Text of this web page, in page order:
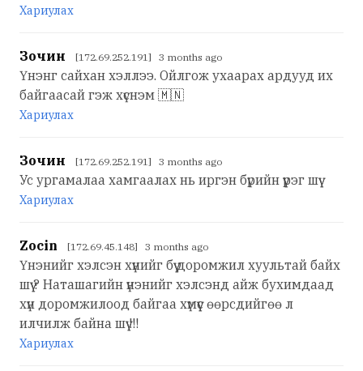
Хариулах
Зочин [172.69.252.191] 3 months ago
Үнэнг сайхан хэллээ. Ойлгож ухаарах ардууд их
байгаасай гэж хүснэм 🇲🇳
Хариулах
Зочин [172.69.252.191] 3 months ago
Ус ургамалаа хамгаалах нь иргэн бүрийн үүрэг шүү
Хариулах
Zocin [172.69.45.148] 3 months ago
Үнэнийг хэлсэн хүнийг бүү доромжил хуультай байх
шүү ? Наташагийн үнэнийг хэлсэнд айж бухимдаад
хүн доромжилоод байгаа хүмүүс өөрсдийгөө л
илчилж байна шүү !!!
Хариулах